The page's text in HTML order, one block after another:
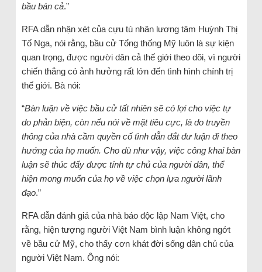
bầu bán cả.”
RFA dẫn nhận xét của cựu tù nhân lương tâm Huỳnh Thị
Tố Nga, nói rằng, bầu cử Tổng thống Mỹ luôn là sự kiện
quan trọng, được người dân cả thế giới theo dõi, vì người
chiến thắng có ảnh hưởng rất lớn đến tình hình chính trị
thế giới. Bà nói:
“Bàn luận về việc bầu cử tất nhiên sẽ có lợi cho việc tự
do phản biện, còn nếu nói về mặt tiêu cực, là do truyền
thông của nhà cầm quyền cố tình dẫn dắt dư luận đi theo
hướng của họ muốn. Cho dù như vậy, việc công khai bàn
luận sẽ thúc đẩy được tính tự chủ của người dân, thể
hiện mong muốn của họ về việc chọn lựa người lãnh
đạo.”
RFA dẫn đánh giá của nhà báo độc lập Nam Việt, cho
rằng, hiện tượng người Việt Nam bình luận không ngớt
về bầu cử Mỹ, cho thấy cơn khát đời sống dân chủ của
người Việt Nam. Ông nói: